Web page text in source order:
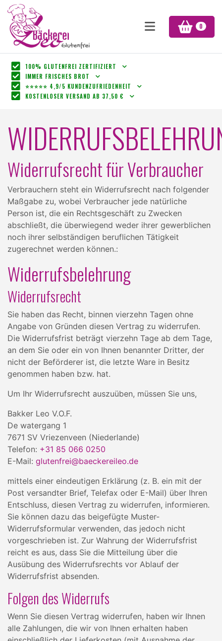
0
100% GLUTENFREI ZERTIFIZIERT
IMMER FRISCHES BROT
⭐⭐⭐⭐⭐ 4,9/5 KUNDENZUFRIEDENHEIT
KOSTENLOSER VERSAND AB 37,50 €
Widerrufsrecht für Verbraucher
Verbrauchern steht ein Widerrufsrecht nach folgender
Maßgabe zu, wobei Verbraucher jede natürliche
Person ist, die ein Rechtsgeschäft zu Zwecken
abschließt, die überwiegend weder ihrer gewerblichen
noch ihrer selbständigen beruflichen Tätigkeit
zugerechnet werden können.:
Widerrufsbelehrung
Widerrufsrecht
Sie haben das Recht, binnen vierzehn Tagen ohne
Angabe von Gründen diesen Vertrag zu widerrufen.
Die Widerrufsfrist beträgt vierzehn Tage ab dem Tage,
an dem Sie oder ein von Ihnen benannter Dritter, der
nicht der Beförderer ist, die letzte Ware in Besitz
genommen haben bzw. hat.
Um Ihr Widerrufsrecht auszuüben, müssen Sie uns,
Bakker Leo V.O.F.
De watergang 1
7671 SV Vriezenveen (Niederlande)
Telefon: +31 85 066 0250
E-Mail: glutenfrei@baeckereileo.de
mittels einer eindeutigen Erklärung (z. B. ein mit der
Post versandter Brief, Telefax oder E-Mail) über Ihren
Entschluss, diesen Vertrag zu widerrufen, informieren.
Sie können dazu das beigefügte Muster-
Widerrufsformular verwenden, das jedoch nicht
vorgeschrieben ist. Zur Wahrung der Widerrufsfrist
reicht es aus, dass Sie die Mitteilung über die
Ausübung des Widerrufsrechts vor Ablauf der
Widerrufsfrist absenden.
Folgen des Widerrufs
Wenn Sie diesen Vertrag widerrufen, haben wir Ihnen
alle Zahlungen, die wir von Ihnen erhalten haben